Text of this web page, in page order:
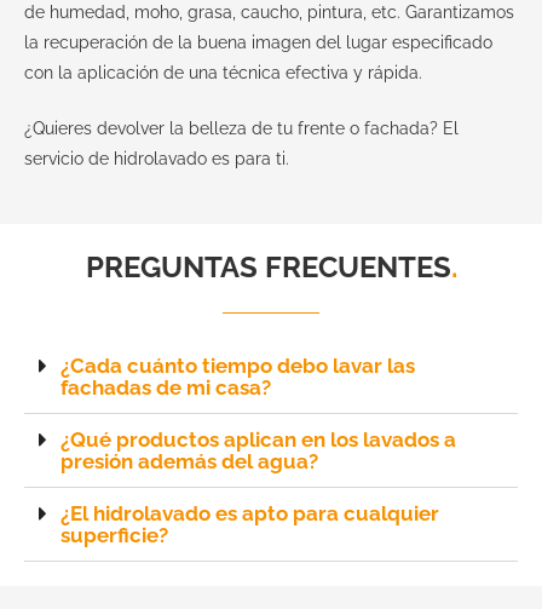
de humedad, moho, grasa, caucho, pintura, etc. Garantizamos
la recuperación de la buena imagen del lugar especificado
con la aplicación de una técnica efectiva y rápida.
¿Quieres devolver la belleza de tu frente o fachada? El
servicio de hidrolavado es para ti.
PREGUNTAS FRECUENTES.
¿Cada cuánto tiempo debo lavar las
fachadas de mi casa?
¿Qué productos aplican en los lavados a
presión además del agua?
¿El hidrolavado es apto para cualquier
superficie?